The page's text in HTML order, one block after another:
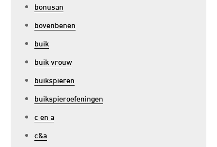
bonusan
bovenbenen
buik
buik vrouw
buikspieren
buikspieroefeningen
c en a
c&a